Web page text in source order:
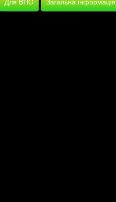
Для ВПО Загальна інформація